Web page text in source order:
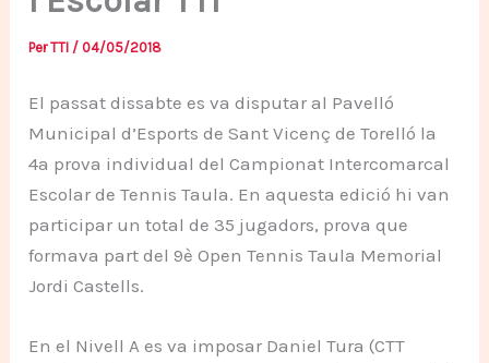
Per TTI / 04/05/2018
El passat dissabte es va disputar al Pavelló
Municipal d’Esports de Sant Vicenç de Torelló la
4a prova individual del Campionat Intercomarcal
Escolar de Tennis Taula. En aquesta edició hi van
participar un total de 35 jugadors, prova que
formava part del 9è Open Tennis Taula Memorial
Jordi Castells.
En el Nivell A es va imposar Daniel Tura (CTT